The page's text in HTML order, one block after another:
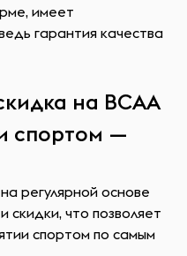
имеет
гарантия качества
на ВСАА
спортом —
регулярной основе
скидки, что позволяет
спортом по самым